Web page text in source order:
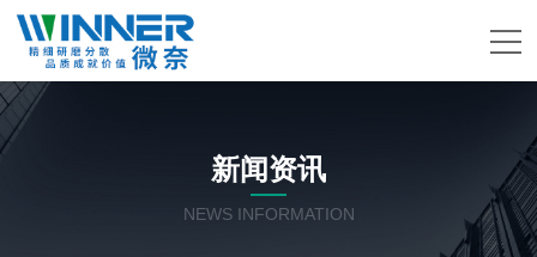
新闻资讯
NEWS INFORMATION